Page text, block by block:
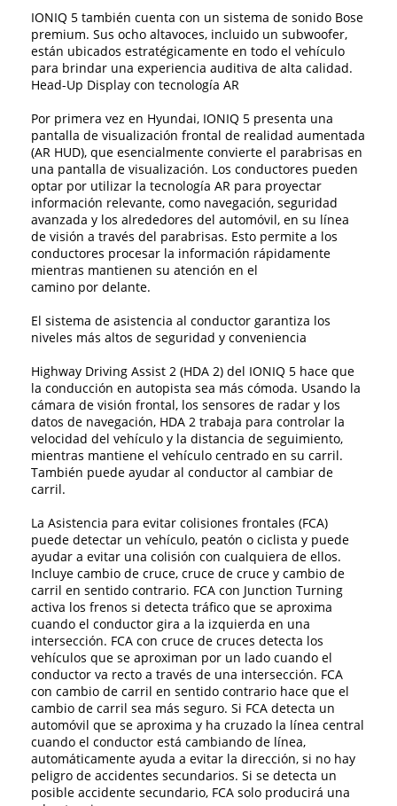
IONIQ 5 también cuenta con un sistema de sonido Bose
premium. Sus ocho altavoces, incluido un subwoofer,
están ubicados estratégicamente en todo el vehículo
para brindar una experiencia auditiva de alta calidad.
Head-Up Display con tecnología AR
Por primera vez en Hyundai, IONIQ 5 presenta una
pantalla de visualización frontal de realidad aumentada
(AR HUD), que esencialmente convierte el parabrisas en
una pantalla de visualización. Los conductores pueden
optar por utilizar la tecnología AR para proyectar
información relevante, como navegación, seguridad
avanzada y los alrededores del automóvil, en su línea
de visión a través del parabrisas. Esto permite a los
conductores procesar la información rápidamente
mientras mantienen su atención en el
camino por delante.
El sistema de asistencia al conductor garantiza los
niveles más altos de seguridad y conveniencia
Highway Driving Assist 2 (HDA 2) del IONIQ 5 hace que
la conducción en autopista sea más cómoda. Usando la
cámara de visión frontal, los sensores de radar y los
datos de navegación, HDA 2 trabaja para controlar la
velocidad del vehículo y la distancia de seguimiento,
mientras mantiene el vehículo centrado en su carril.
También puede ayudar al conductor al cambiar de
carril.
La Asistencia para evitar colisiones frontales (FCA)
puede detectar un vehículo, peatón o ciclista y puede
ayudar a evitar una colisión con cualquiera de ellos.
Incluye cambio de cruce, cruce de cruce y cambio de
carril en sentido contrario. FCA con Junction Turning
activa los frenos si detecta tráfico que se aproxima
cuando el conductor gira a la izquierda en una
intersección. FCA con cruce de cruces detecta los
vehículos que se aproximan por un lado cuando el
conductor va recto a través de una intersección. FCA
con cambio de carril en sentido contrario hace que el
cambio de carril sea más seguro. Si FCA detecta un
automóvil que se aproxima y ha cruzado la línea central
cuando el conductor está cambiando de línea,
automáticamente ayuda a evitar la dirección, si no hay
peligro de accidentes secundarios. Si se detecta un
posible accidente secundario, FCA solo producirá una